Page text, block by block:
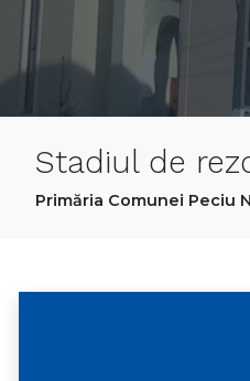
Stadiul de
Primăria Comunei Peciu